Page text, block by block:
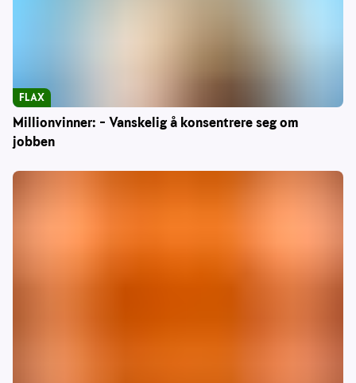
Millionvinner: – Vanskelig å konsentrere seg om
jobben
FLAX